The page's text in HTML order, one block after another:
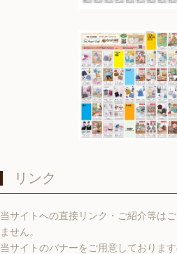
リンク
当サイトへの直接リンク・ご紹介等は
ません。
当サイトのバナーをご用意しておりま